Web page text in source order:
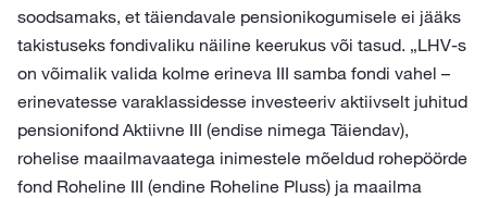
soodsamaks, et täiendavale pensionikogumisele ei jääks
takistuseks fondivaliku näiline keerukus või tasud. „LHV-s
on võimalik valida kolme erineva III samba fondi vahel –
erinevatesse varaklassidesse investeeriv aktiivselt juhitud
pensionifond Aktiivne III (endise nimega Täiendav),
rohelise maailmavaatega inimestele mõeldud rohepöörde
fond Roheline III (endine Roheline Pluss) ja maailma